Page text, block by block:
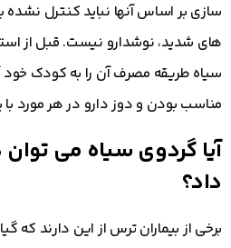
سازی بر اساس آنها نباید کنترل نشده
های شدید، نوشدارو نیست. قبل از
سیاه طریقه مصرف آن را به کودک خود
مناسب بودن و دوز دارو در هر
آیا گردوی سیاه می توان
داد؟
برخی از بیماران ترس از این دارند